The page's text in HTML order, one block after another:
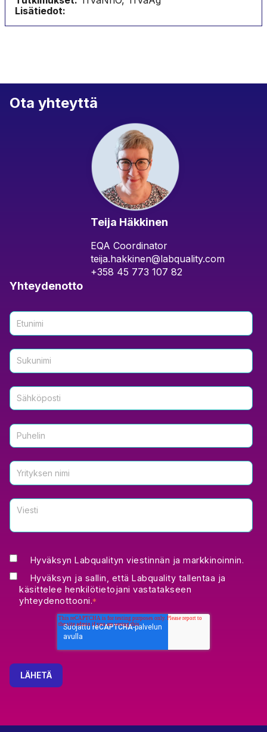
Lisätiedot:
Ota yhteyttä
Teija Häkkinen
EQA Coordinator
teija.hakkinen@labquality.com
+358 45 773 107 82
Yhteydenotto
Hyväksyn Labqualityn viestinnän ja markkinoinnin.
Hyväksyn ja sallin, että Labquality tallentaa ja
käsittelee henkilötietojani vastatakseen
yhteydenottooni.*